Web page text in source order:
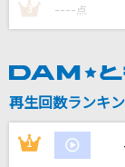
恋しさと せ
わたがし
back number
3 ---- 点
再生回数ランキ
1